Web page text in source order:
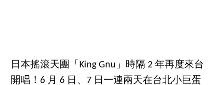
日本搖滾天團「King Gnu」時隔 2 年再度來台
開唱！6 月 6 日、7 日一連兩天在台北小巨蛋